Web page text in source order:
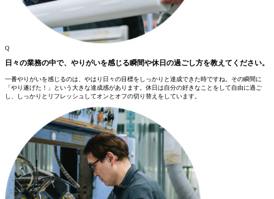
Q
日々の業務の中で、やりがいを感じる瞬間や休日の過ごし方を教えてください。
一番やりがいを感じるのは、やはり日々の目標をしっかりと達成できた時ですね。その瞬間に
「やり遂げた！」という大きな達成感があります。休日は自分の好きなことをして自由に過ご
し、しっかりとリフレッシュしてオンとオフの切り替えをしています。